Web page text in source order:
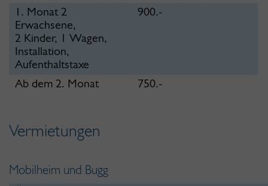
1. Monat 2
Erwachsene,
2 Kinder, 1 Wagen,
Installation,
Aufenthaltstaxe
900.-
Ab dem 2. Monat 750.-
Vermietungen
Mobilheim und Bugg